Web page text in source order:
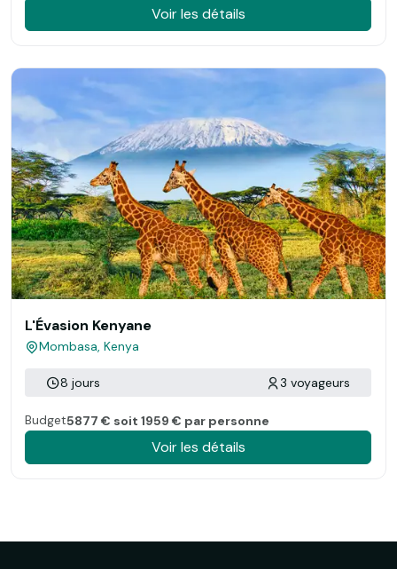
Voir les détails
L'Évasion Kenyane
Mombasa, Kenya
8 jours 3 voyageurs
Budget5877 € soit 1959 € par personne
Voir les détails